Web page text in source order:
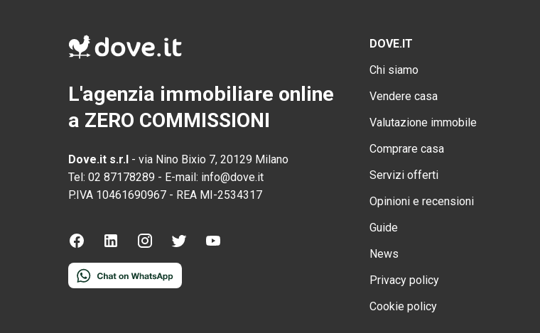
L'agenzia immobiliare online
a ZERO COMMISSIONI
Dove.it s.r.l - via Nino Bixio 7, 20129 Milano
Tel: 02 87178289 - E-mail: info@dove.it
P.IVA 10461690967 - REA MI-2534317
DOVE.IT
Chi siamo
Vendere casa
Valutazione immobile
Comprare casa
Servizi offerti
Opinioni e recensioni
Guide
News
Privacy policy
Cookie policy